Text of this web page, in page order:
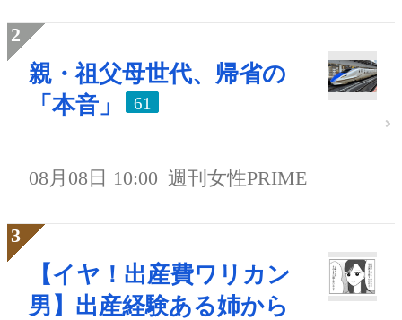
親・祖父母世代、帰省の
「本音」
61
08月08日 10:00 週刊女性PRIME
【イヤ！出産費ワリカン
男】出産経験ある姉から